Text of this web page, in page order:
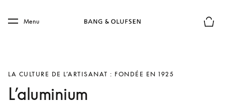
Skip to main footer
Menu
LA CULTURE DE L’ARTISANAT : FONDÉE EN 1925
L’aluminium